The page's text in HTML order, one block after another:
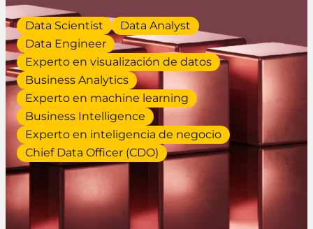
Data Scientist
Data Analyst
Data Engineer
Experto en visualización de datos
Business Analytics
Experto en machine learning
Business Intelligence
Experto en inteligencia de negocio
Chief Data Officer (CDO)